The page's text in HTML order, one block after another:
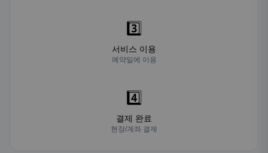
3️⃣
서비스 이용
예약일에 이용
4️⃣
결제 완료
현장/계좌 결제